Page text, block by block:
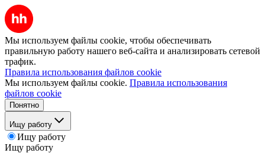
Мы используем файлы cookie, чтобы обеспечивать
правильную работу нашего веб-сайта и анализировать сетевой
трафик.
Правила использования файлов cookie
Мы используем файлы cookie. Правила использования
файлов cookie
Понятно
Ищу работу
Ищу работу
Ищу работу